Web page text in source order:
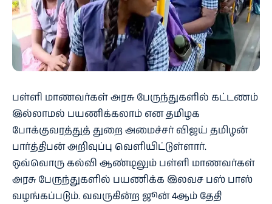
பள்ளி மாணவர்கள் அரசு பேருந்துகளில் கட்டணம்
இல்லாமல் பயணிக்கலாம் என தமிழக
போக்குவரத்துத் துறை அமைச்சர் விஜய் தமிழன்
பார்த்திபன் அறிவுப்பு வெளியிட்டுள்ளார்.
ஒவ்வொரு கல்வி ஆண்டிலும் பள்ளி மாணவர்கள்
அரசு பேருந்துகளில் பயணிக்க இலவச பஸ் பாஸ்
வழங்கப்படும். வவருகின்ற ஜூன் 4ஆம் தேதி